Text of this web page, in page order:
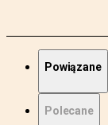
Powiązane
Polecane